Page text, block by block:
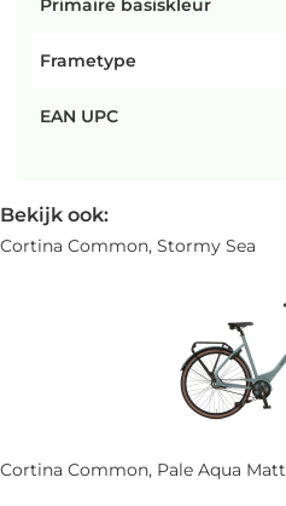
Primaire basiskleur
Frametype
EAN UPC
Bekijk ook:
Cortina Common, Stormy Sea
Cortina Common, Pale Aqua Matt